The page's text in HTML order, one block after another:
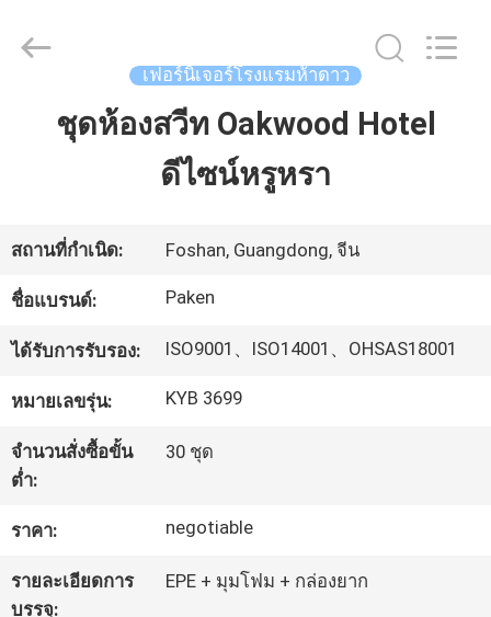
บ้าน
เกี่ยว
กับ
เรา
ทัวร์
โรงงาน
ควบคุม
Paken
Furniture
เฟอร์นิเจอร์โรงแรมห้าดาว
ชุดห้องสวีท Oakwood Hotel
ดีไซน์หรูหรา
สถานที่กำเนิด: Foshan, Guangdong, จีน
ชื่อแบรนด์: Paken
ได้รับการรับรอง: ISO9001、ISO14001、OHSAS18001
หมายเลขรุ่น: KYB 3699
จำนวนสั่งซื้อขั้น
ต่ำ:
30 ชุด
ราคา: negotiable
รายละเอียดการ
บรรจุ:
EPE + มุมโฟม + กล่องยาก